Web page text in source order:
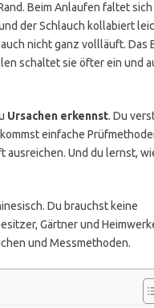
Beim Anlaufen faltet
der Schlauch kollabiert
nicht ganz vollläuft. Das
schaltet sie öfter ein und
Ursachen erkennst. Du
einfache
Und du lernst,
Du brauchst keine
Gärtner und
und Messmethoden.